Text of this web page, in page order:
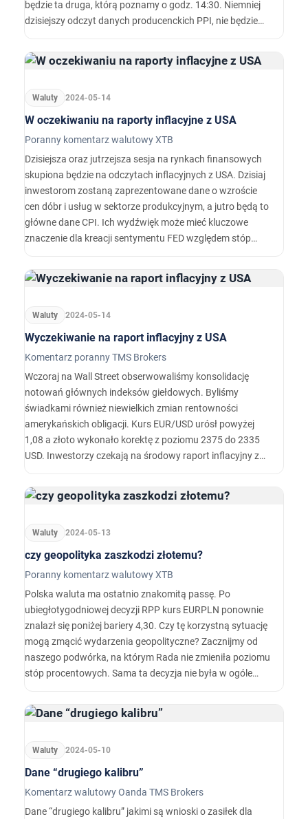
będzie ta druga, którą poznamy o godz. 14:30. Niemniej
dzisiejszy odczyt danych producenckich PPI, nie będzie
wzrosła do 2,2 proc. r/r z 2,1 proc. r/r, a bazowa
pozostała na poziomie 2,4 proc. r/r.…
Waluty 2024-05-14
W oczekiwaniu na raporty inflacyjne z USA
Poranny komentarz walutowy XTB
Dzisiejsza oraz jutrzejsza sesja na rynkach finansowych
skupiona będzie na odczytach inflacyjnych z USA. Dzisiaj
inwestorom zostaną zaprezentowane dane o wzroście
cen dóbr i usług w sektorze produkcyjnym, a jutro będą to
główne dane CPI. Ich wydźwięk może mieć kluczowe
znaczenie dla kreacji sentymentu FED względem stóp
najbliższe dwie sesją będą na rynkach wywoływały spore
skoki zmienności.
Waluty 2024-05-14
Wyczekiwanie na raport inflacyjny z USA
Komentarz poranny TMS Brokers
Wczoraj na Wall Street obserwowaliśmy konsolidację
notowań głównych indeksów giełdowych. Byliśmy
świadkami również niewielkich zmian rentowności
amerykańskich obligacji. Kurs EUR/USD urósł powyżej
1,08 a złoto wykonało korektę z poziomu 2375 do 2335
USD. Inwestorzy czekają na środowy raport inflacyjny z
procentowych przez dłuższy czas tego roku.
Waluty 2024-05-13
czy geopolityka zaszkodzi złotemu?
Poranny komentarz walutowy XTB
Polska waluta ma ostatnio znakomitą passę. Po
ubiegłotygodniowej decyzji RPP kurs EURPLN ponownie
znalazł się poniżej bariery 4,30. Czy tę korzystną sytuację
mogą zmącić wydarzenia geopolityczne? Zacznijmy od
naszego podwórka, na którym Rada nie zmieniła poziomu
stóp procentowych. Sama ta decyzja nie była w ogóle
prezesa, aby wyrobić sobie opinię co do szansy na obniżkę
stóp w tym roku.
Waluty 2024-05-10
Dane “drugiego kalibru”
Komentarz walutowy Oanda TMS Brokers
Dane “drugiego kalibru” jakimi są wnioski o zasiłek dla